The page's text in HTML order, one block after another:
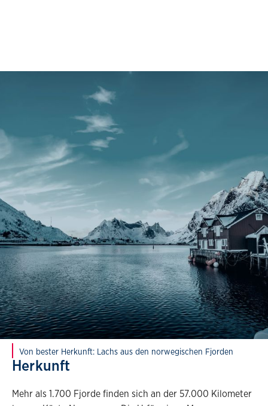
Herkunft
Mehr als 1.700 Fjorde finden sich an der 57.000 Kilometer
Von bester Herkunft: Lachs aus den norwegischen Fjorden